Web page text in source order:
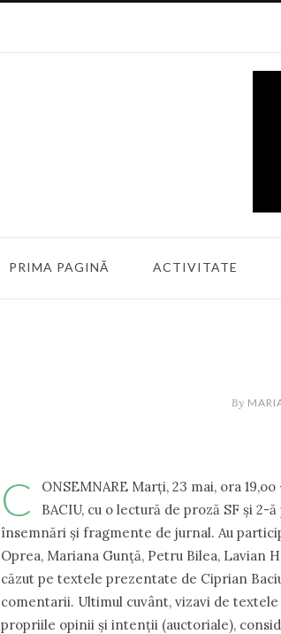
PRIMA PAGINĂ ACTIVITATE
By
C
ONSEMNARE Marți, 23 mai, ora
BACIU, cu o lectură de proză SF și 2-
însemnări și fragmente de jurnal. Au
Oprea, Mariana Gunță, Petru Bilea, Lavian
căzut pe textele prezentate de Ciprian
comentarii. Ultimul cuvânt, vizavi de
propriile opinii și intenții (auctoriale),